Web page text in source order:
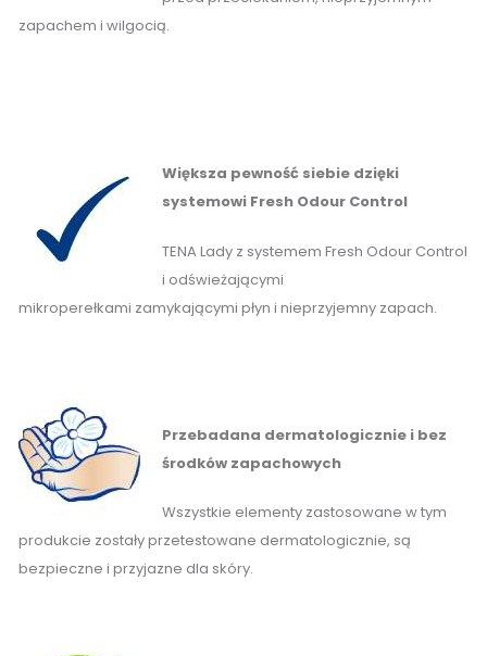
zapachem i wilgocią.
Większa pewność siebie dzięki
systemowi Fresh Odour Control
TENA Lady z systemem Fresh Odour Control
i odświeżającymi
mikroperełkami zamykającymi płyn i nieprzyjemny zapach.
Przebadana dermatologicznie i bez
środków zapachowych
Wszystkie elementy zastosowane w tym
produkcie zostały przetestowane dermatologicznie, są
bezpieczne i przyjazne dla skóry.